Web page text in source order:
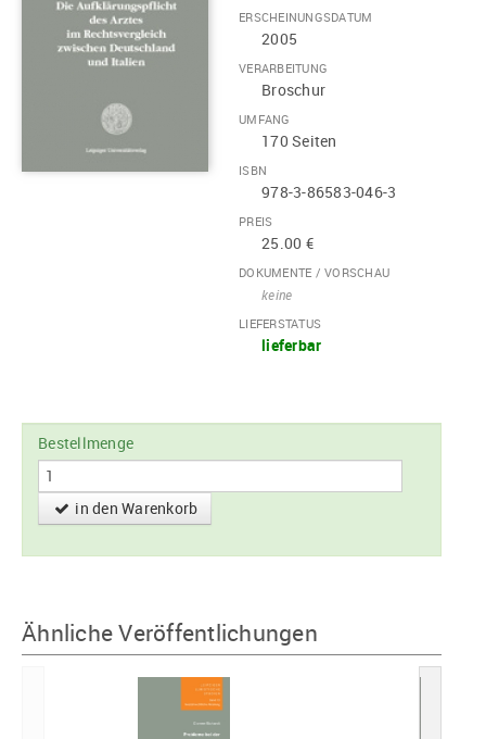
ERSCHEINUNGSDATUM
2005
VERARBEITUNG
Broschur
UMFANG
170 Seiten
ISBN
978-3-86583-046-3
PREIS
25.00 €
DOKUMENTE / VORSCHAU
keine
LIEFERSTATUS
lieferbar
Bestellmenge
in den Warenkorb
Ähnliche Veröffentlichungen